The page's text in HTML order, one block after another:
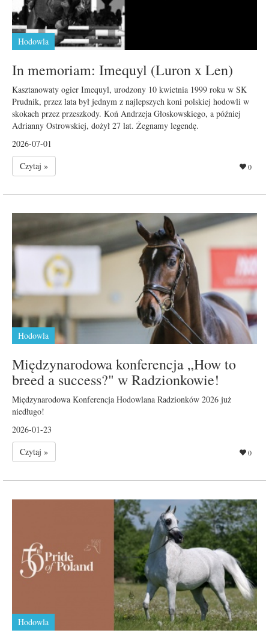
Hodowla
In memoriam: Imequyl (Luron x Len)
Kasztanowaty ogier Imequyl, urodzony 10 kwietnia 1999 roku w SK
Prudnik, przez lata był jednym z najlepszych koni polskiej hodowli w
skokach przez przeszkody. Koń Andrzeja Głoskowskiego, a później
Adrianny Ostrowskiej, dożył 27 lat. Żegnamy legendę.
2026-07-01
Czytaj »
0
Hodowla
Międzynarodowa konferencja „How to
breed a success?" w Radzionkowie!
Międzynarodowa Konferencja Hodowlana Radzionków 2026 już
niedługo!
2026-01-23
Czytaj »
0
Hodowla